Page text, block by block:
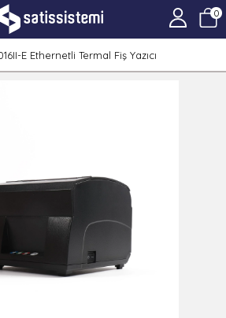
0
E Ethernetli Termal Fiş Yazıcı